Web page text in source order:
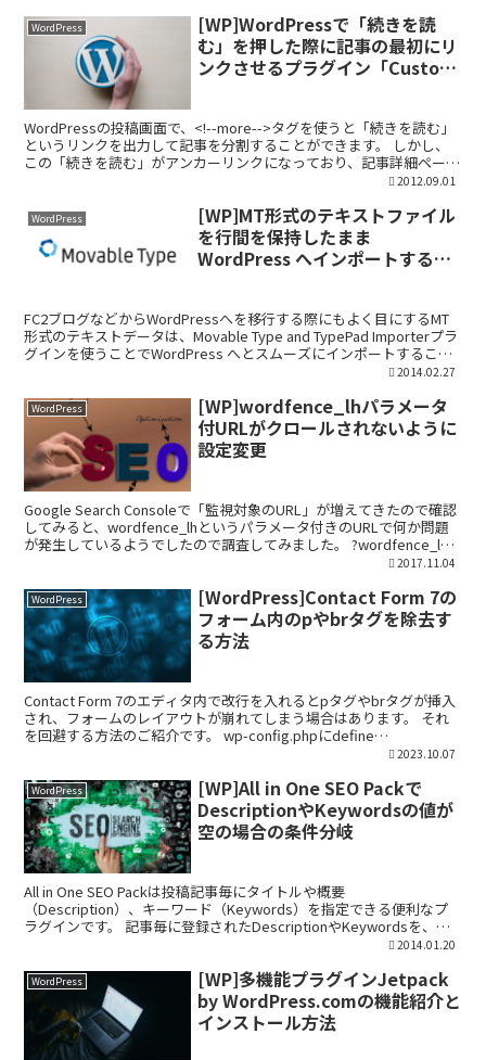
WordPress
[WP]WordPressで「続きを読
む」を押した際に記事の最初にリ
ンクさせるプラグイン「Custom
WordPressの投稿画面で、<!--more-->タグを使うと「続きを読む」
というリンクを出力して記事を分割することができます。 しかし、
この「続きを読む」がアンカーリンクになっており、記事詳細ページ
2012.09.01
WordPress
[WP]MT形式のテキストファイル
を行間を保持したまま
WordPress へインポートする方
FC2ブログなどからWordPressへを移行する際にもよく目にするMT
形式のテキストデータは、Movable Type and TypePad Importerプラ
グインを使うことでWordPress へとスムーズにインポートすること
2014.02.27
WordPress
[WP]wordfence_lhパラメータ
付URLがクロールされないように
設定変更
Google Search Consoleで「監視対象のURL」が増えてきたので確認
してみると、wordfence_lhというパラメータ付きのURLで何か問題
が発生しているようでしたので調査してみました。 ?wordfence_lh=
2017.11.04
WordPress
[WordPress]Contact Form 7の
フォーム内のpやbrタグを除去す
る方法
Contact Form 7のエディタ内で改行を入れるとpタグやbrタグが挿入
され、フォームのレイアウトが崩れてしまう場合はあります。 それ
を回避する方法のご紹介です。 wp-config.phpにdefine
2023.10.07
WordPress
[WP]All in One SEO Packで
DescriptionやKeywordsの値が
空の場合の条件分岐
All in One SEO Packは投稿記事毎にタイトルや概要
（Description）、キーワード（Keywords）を指定できる便利なプ
ラグインです。 記事毎に登録されたDescriptionやKeywordsを、
2014.01.20
WordPress
[WP]多機能プラグインJetpack
by WordPress.comの機能紹介と
インストール方法